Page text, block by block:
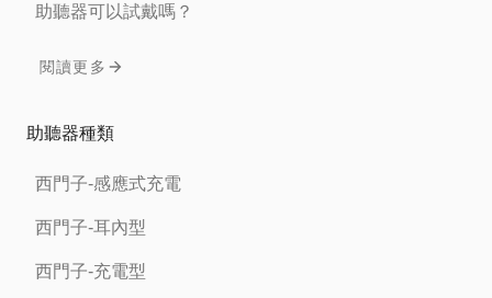
助聽器可以試戴嗎？
閱讀更多
助聽器種類
西門子-感應式充電
西門子-耳內型
西門子-充電型